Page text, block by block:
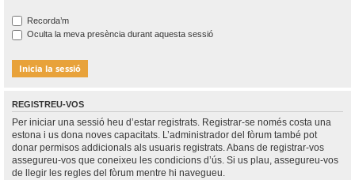
Recorda’m
Oculta la meva presència durant aquesta sessió
REGISTREU-VOS
Per iniciar una sessió heu d’estar registrats. Registrar-se només costa una
estona i us dona noves capacitats. L’administrador del fòrum també pot
donar permisos addicionals als usuaris registrats. Abans de registrar-vos
assegureu-vos que coneixeu les condicions d’ús. Si us plau, assegureu-vos
de llegir les regles del fòrum mentre hi navegueu.